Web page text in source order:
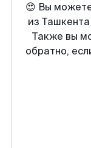
😍 Вы
из
Также вы
обратно,